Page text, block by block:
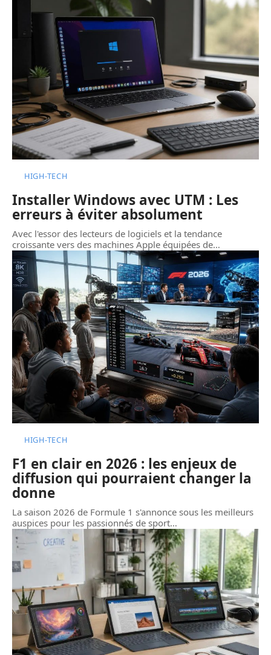
HIGH-TECH
Installer Windows avec UTM : Les
erreurs à éviter absolument
Avec l'essor des lecteurs de logiciels et la tendance
croissante vers des machines Apple équipées de…
HIGH-TECH
F1 en clair en 2026 : les enjeux de
diffusion qui pourraient changer la
donne
La saison 2026 de Formule 1 s'annonce sous les meilleurs
auspices pour les passionnés de sport…